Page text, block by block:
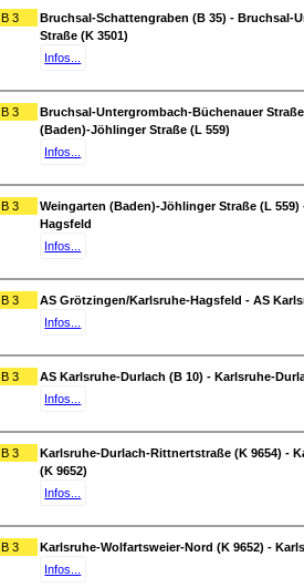
B 3
Bruchsal-Schattengraben (B 35) - Bruchsal-
Straße (K 3501)
Infos...
B 3
Bruchsal-Untergrombach-Büchenauer
(Baden)-Jöhlinger Straße (L 559)
Infos...
B 3
Weingarten (Baden)-Jöhlinger Straße (L
Hagsfeld
Infos...
B 3
AS Grötzingen/Karlsruhe-Hagsfeld - AS
Infos...
B 3
AS Karlsruhe-Durlach (B 10) - Karlsruhe-
Infos...
B 3
Karlsruhe-Durlach-Rittnertstraße (K 9654) -
(K 9652)
Infos...
B 3
Karlsruhe-Wolfartsweier-Nord (K 9652) -
Infos...